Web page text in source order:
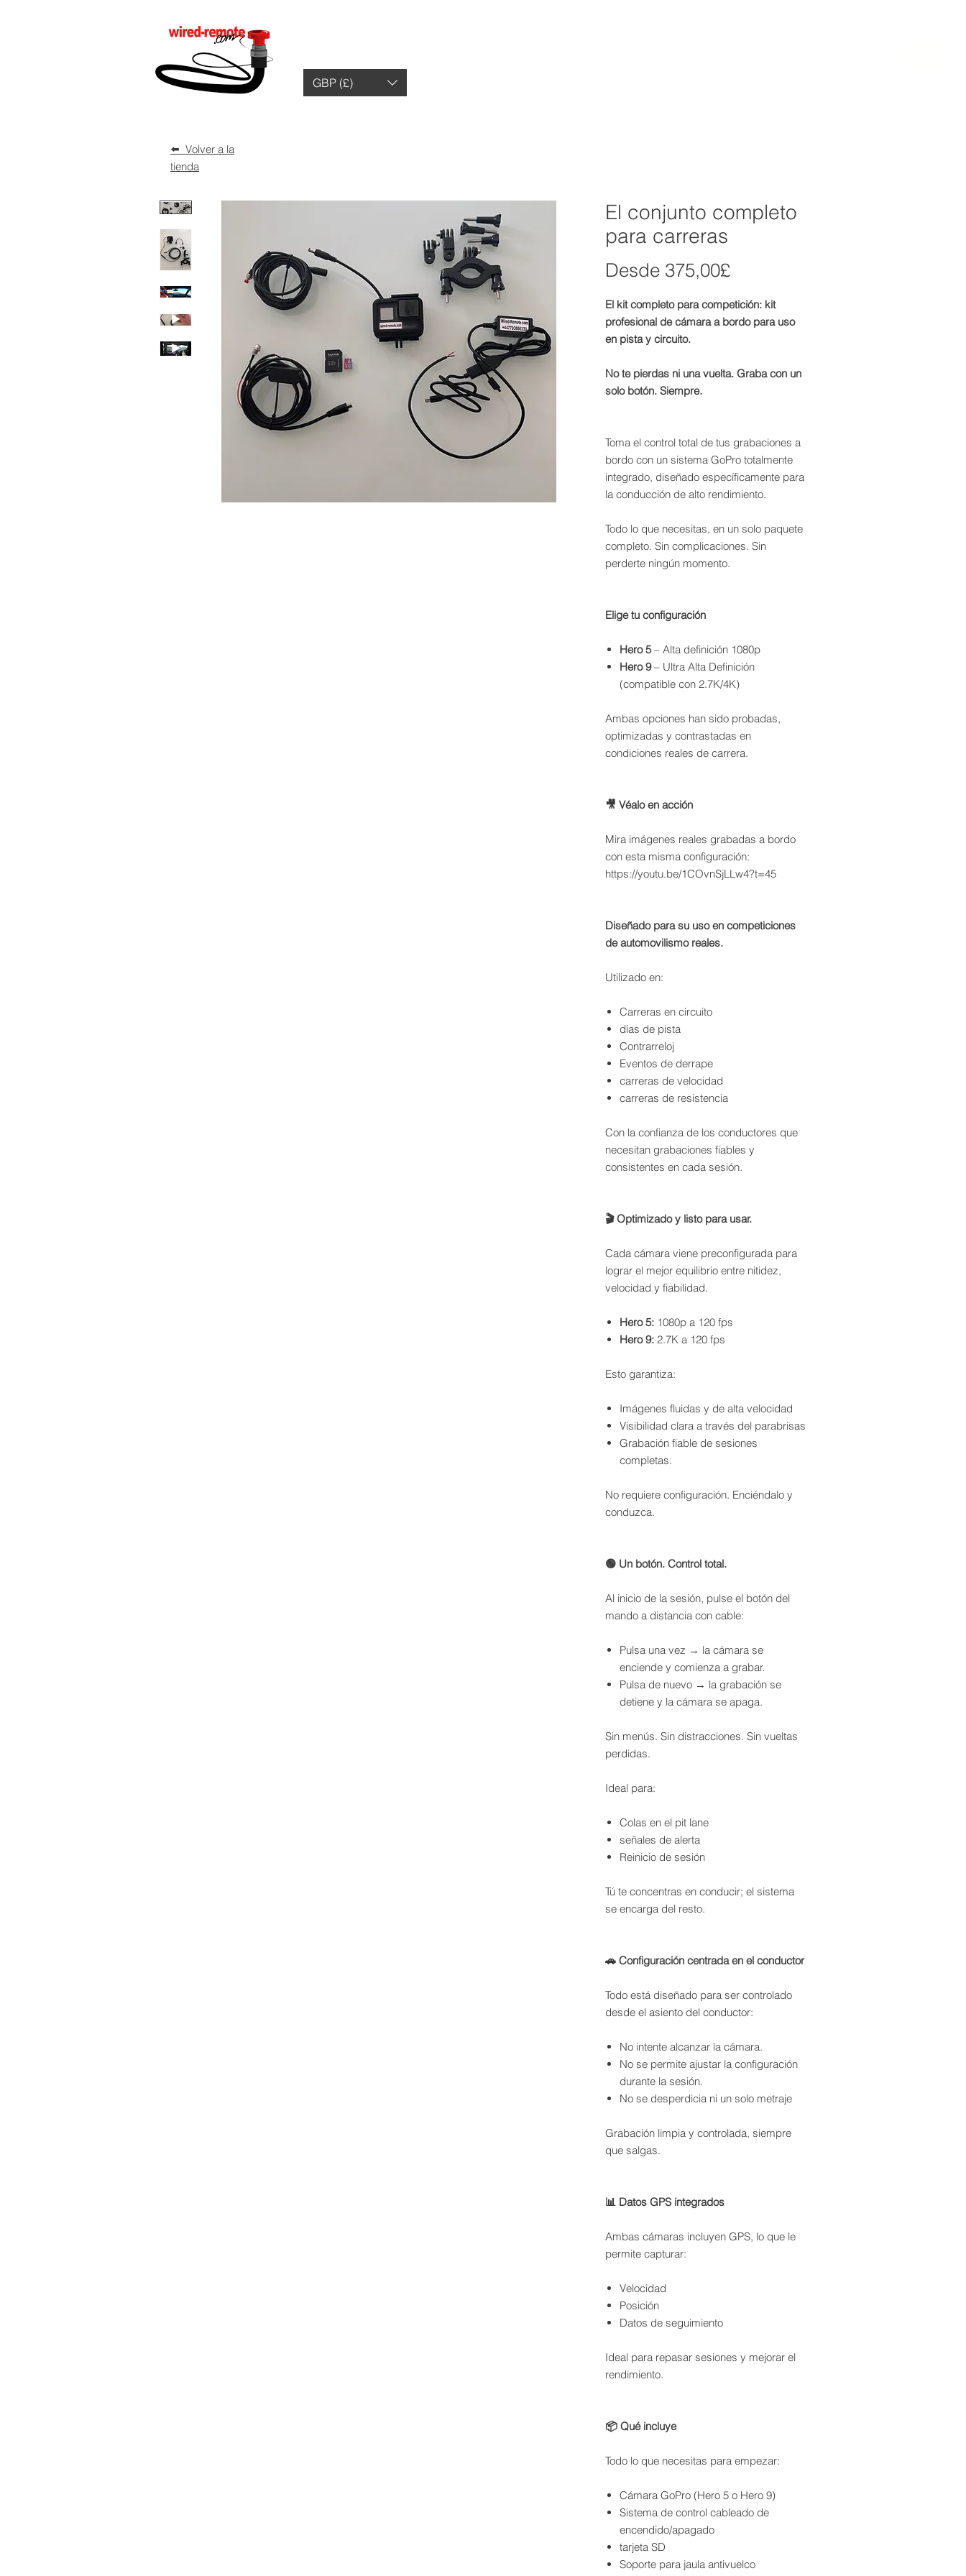
GBP (£)
El conjunto completo
para carreras
Desde 375,00£Precio
oferta
El kit completo para competición: kit
profesional de cámara a bordo para uso
en pista y circuito.
No te pierdas ni una vuelta. Graba con un
solo botón. Siempre.
Toma el control total de tus grabaciones a
bordo con un sistema GoPro totalmente
integrado, diseñado específicamente para
la conducción de alto rendimiento.
Todo lo que necesitas, en un solo paquete
completo. Sin complicaciones. Sin
perderte ningún momento.
Elige tu configuración
Hero 5– Alta definición 1080p
Hero 9– Ultra Alta Definición
(compatible con 2.7K/4K)
Ambas opciones han sido probadas,
optimizadas y contrastadas en
condiciones reales de carrera.
🎥 Véalo en acción
Mira imágenes reales grabadas a bordo
con esta misma configuración:
https://youtu.be/1COvnSjLLw4?t=45
Diseñado para su uso en competiciones
de automovilismo reales.
Utilizado en:
Carreras en circuito
días de pista
Contrarreloj
Eventos de derrape
carreras de velocidad
carreras de resistencia
Con la confianza de los conductores que
necesitan grabaciones fiables y
consistentes en cada sesión.
🎬 Optimizado y listo para usar.
Cada cámara viene preconfigurada para
lograr el mejor equilibrio entre nitidez,
velocidad y fiabilidad.
Hero 5: 1080p a 120 fps
Hero 9: 2.7K a 120 fps
Esto garantiza:
Imágenes fluidas y de alta velocidad
Visibilidad clara a través del parabrisas
Grabación fiable de sesiones
completas.
No requiere configuración. Enciéndalo y
conduzca.
🟢 Un botón. Control total.
Al inicio de la sesión, pulse el botón del
mando a distancia con cable:
Pulsa una vez → la cámara se
enciende y comienza a grabar.
Pulsa de nuevo → la grabación se
detiene y la cámara se apaga.
Sin menús. Sin distracciones. Sin vueltas
perdidas.
Ideal para:
Colas en el pit lane
señales de alerta
Reinicio de sesión
Tú te concentras en conducir; el sistema
se encarga del resto.
🚗 Configuración centrada en el conductor
Todo está diseñado para ser controlado
desde el asiento del conductor:
No intente alcanzar la cámara.
No se permite ajustar la configuración
durante la sesión.
No se desperdicia ni un solo metraje
Grabación limpia y controlada, siempre
que salgas.
📊 Datos GPS integrados
Ambas cámaras incluyen GPS, lo que le
permite capturar:
Velocidad
Posición
Datos de seguimiento
Ideal para repasar sesiones y mejorar el
rendimiento.
📦 Qué incluye
Todo lo que necesitas para empezar:
Cámara GoPro (Hero 5 o Hero 9)
Sistema de control cableado de
encendido/apagado
tarjeta SD
Soporte para jaula antivuelco
⬅️ Volver a la
tienda